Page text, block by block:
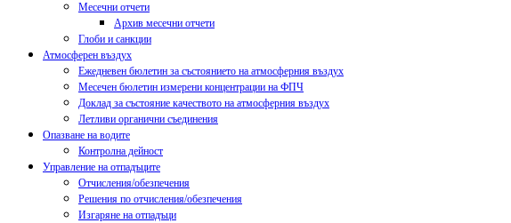
Месечни отчети
Архив месечни отчети
Глоби и санкции
Атмосферен въздух
Ежедневен бюлетин за състоянието на атмосферния въздух
Месечен бюлетин измерени концентрации на ФПЧ
Доклад за състояние качеството на атмосферния въздух
Летливи органични съединения
Опазване на водите
Контролна дейност
Управление на отпадъците
Отчисления/обезпечения
Решения по отчисления/обезпечения
Изгаряне на отпадъци